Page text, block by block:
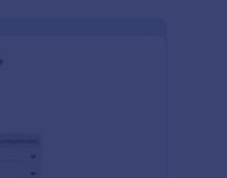
facilement ajouter
des images